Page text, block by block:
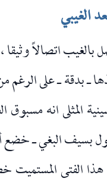
الغيبي
اتصالاً
ـ بدقة ـ على الرغم
المثلى انه مسبوق
بسيف البغي ـ
هذا الفتى المستميت